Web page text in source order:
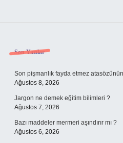
Sidebar
Son Yazılar
Son pişmanlık fayda etmez
Ağustos 8, 2026
Jargon ne demek eğitim bilimleri ?
Ağustos 7, 2026
Bazı maddeler mermeri aşındırır mı ?
Ağustos 6, 2026